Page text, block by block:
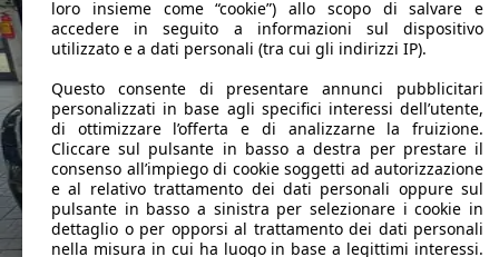
loro insieme come “cookie”) allo scopo di salvare e
accedere in seguito a informazioni sul dispositivo
utilizzato e a dati personali (tra cui gli indirizzi IP).
Questo consente di presentare annunci pubblicitari
personalizzati in base agli specifici interessi dell’utente,
di ottimizzare l’offerta e di analizzarne la fruizione.
Cliccare sul pulsante in basso a destra per prestare il
consenso all’impiego di cookie soggetti ad autorizzazione
e al relativo trattamento dei dati personali oppure sul
pulsante in basso a sinistra per selezionare i cookie in
dettaglio o per opporsi al trattamento dei dati personali
nella misura in cui ha luogo in base a legittimi interessi.